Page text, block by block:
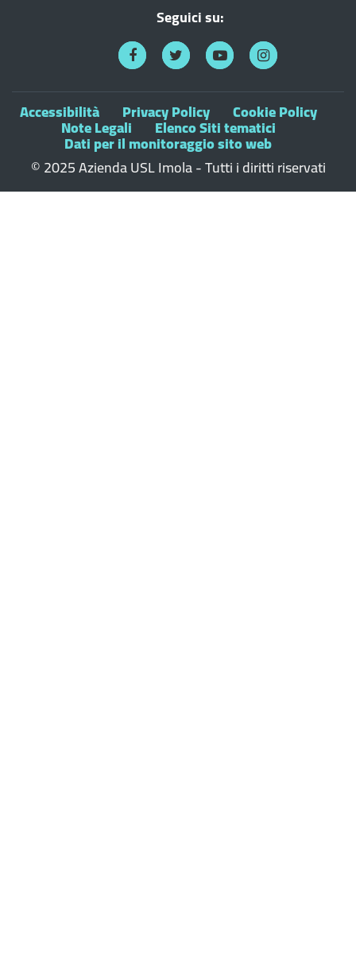
Seguici su:
Accessibilità Privacy Policy Cookie Policy
Note Legali Elenco Siti tematici
Dati per il monitoraggio sito web
© 2025 Azienda USL Imola - Tutti i diritti riservati